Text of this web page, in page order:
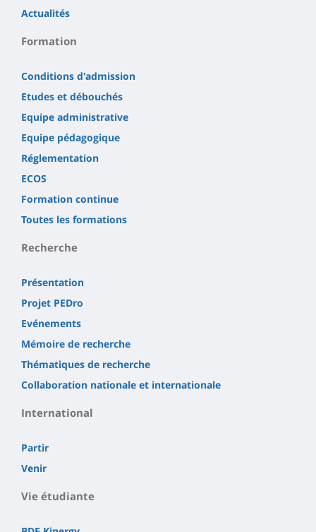
Actualités
Formation
Conditions d'admission
Etudes et débouchés
Equipe administrative
Equipe pédagogique
Réglementation
ECOS
Formation continue
Toutes les formations
Recherche
Présentation
Projet PEDro
Evénements
Mémoire de recherche
Thématiques de recherche
Collaboration nationale et internationale
International
Partir
Venir
Vie étudiante